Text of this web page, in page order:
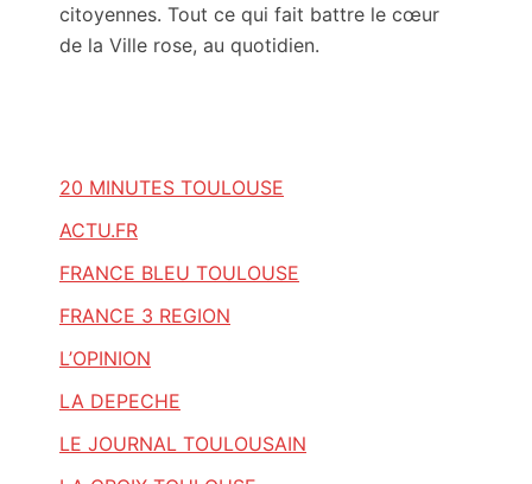
citoyennes. Tout ce qui fait battre le cœur
de la Ville rose, au quotidien.
20 MINUTES TOULOUSE
ACTU.FR
FRANCE BLEU TOULOUSE
FRANCE 3 REGION
L’OPINION
LA DEPECHE
LE JOURNAL TOULOUSAIN